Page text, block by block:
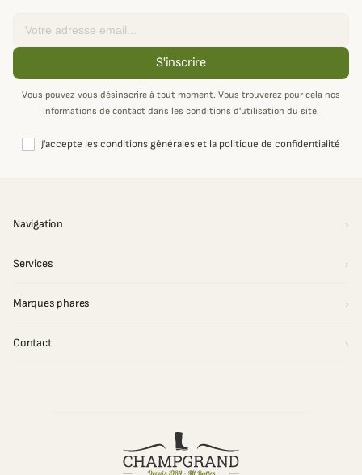
S'inscrire
Vous pouvez vous désinscrire à tout moment. Vous trouverez pour cela nos
informations de contact dans les conditions d'utilisation du site.
J'accepte les conditions générales et la politique de confidentialité
Navigation
Services
Marques phares
Contact